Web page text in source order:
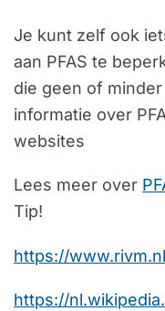
Je kunt zelf ook
aan PFAS te
die geen of
informatie over
websites
Lees meer over
Tip!
https://
https://